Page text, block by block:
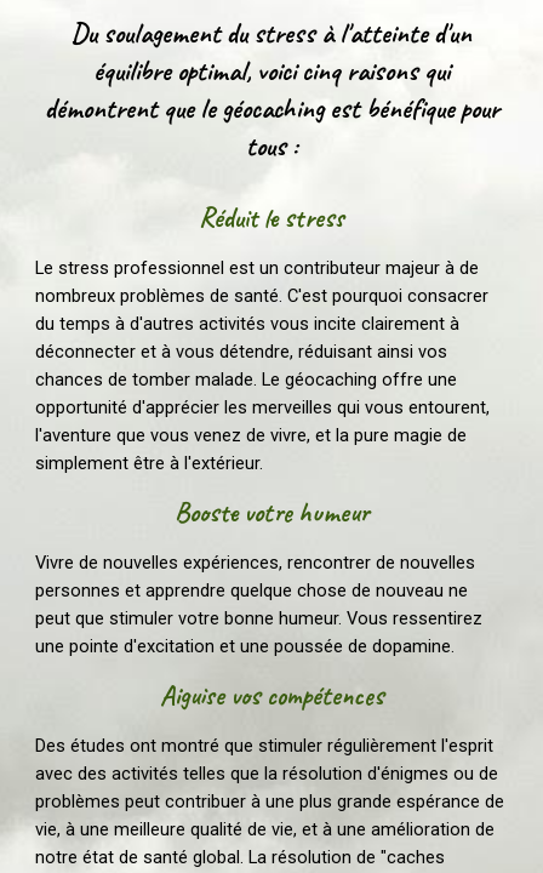
Du soulagement du stress à l'atteinte d'un
équilibre optimal, voici cinq raisons qui
démontrent que le géocaching est bénéfique pour
tous :
Réduit le stress
Le stress professionnel est un contributeur majeur à de
nombreux problèmes de santé. C'est pourquoi consacrer
du temps à d'autres activités vous incite clairement à
déconnecter et à vous détendre, réduisant ainsi vos
chances de tomber malade. Le géocaching offre une
opportunité d'apprécier les merveilles qui vous entourent,
l'aventure que vous venez de vivre, et la pure magie de
simplement être à l'extérieur.
Booste votre humeur
Vivre de nouvelles expériences, rencontrer de nouvelles
personnes et apprendre quelque chose de nouveau ne
peut que stimuler votre bonne humeur. Vous ressentirez
une pointe d'excitation et une poussée de dopamine.
Aiguise vos compétences
Des études ont montré que stimuler régulièrement l'esprit
avec des activités telles que la résolution d'énigmes ou de
problèmes peut contribuer à une plus grande espérance de
vie, à une meilleure qualité de vie, et à une amélioration de
notre état de santé global. La résolution de "caches